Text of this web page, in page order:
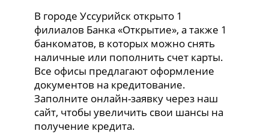
В городе Уссурийск открыто 1
филиалов Банка «Открытие», а также 1
банкоматов, в которых можно снять
наличные или пополнить счет карты.
Все офисы предлагают оформление
документов на кредитование.
Заполните онлайн-заявку через наш
сайт, чтобы увеличить свои шансы на
получение кредита.